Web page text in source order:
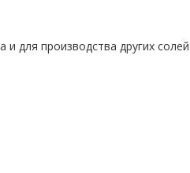
и для производства других солей